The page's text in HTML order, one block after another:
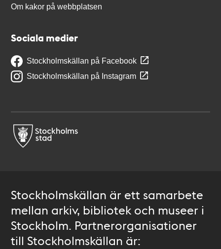
Om kakor på webbplatsen
Sociala medier
Stockholmskällan på Facebook
Stockholmskällan på Instagram
Stockholmskällan är ett samarbete
mellan arkiv, bibliotek och museer i
Stockholm. Partnerorganisationer
till Stockholmskällan är: